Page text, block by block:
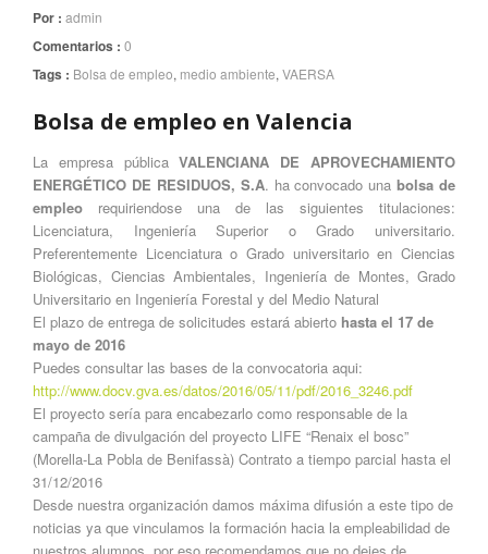
Por : admin
Comentarios : 0
Tags : Bolsa de empleo, medio ambiente, VAERSA
Bolsa de empleo en Valencia
La empresa públicaVALENCIANA DE APROVECHAMIENTO
ENERGÉTICO DE RESIDUOS, S.A. ha convocado unabolsa de
empleo requiriendose una de las siguientes titulaciones:
Licenciatura, Ingeniería Superior o Grado universitario.
Preferentemente Licenciatura o Grado universitario en Ciencias
Biológicas, Ciencias Ambientales, Ingeniería de Montes, Grado
Universitario en Ingeniería Forestal y del Medio Natural
El plazo de entrega de solicitudes estará abierto hasta el 17 de
mayo de 2016
Puedes consultar las bases de la convocatoria aqui:
http://www.docv.gva.es/datos/2016/05/11/pdf/2016_3246.pdf
El proyecto sería para encabezarlo como responsable de la
campaña de divulgación del proyecto LIFE “Renaix el bosc”
(Morella-La Pobla de Benifassà) Contrato a tiempo parcial hasta el
31/12/2016
Desde nuestra organización damos máxima difusión a este tipo de
noticias ya que vinculamos la formación hacia la empleabilidad de